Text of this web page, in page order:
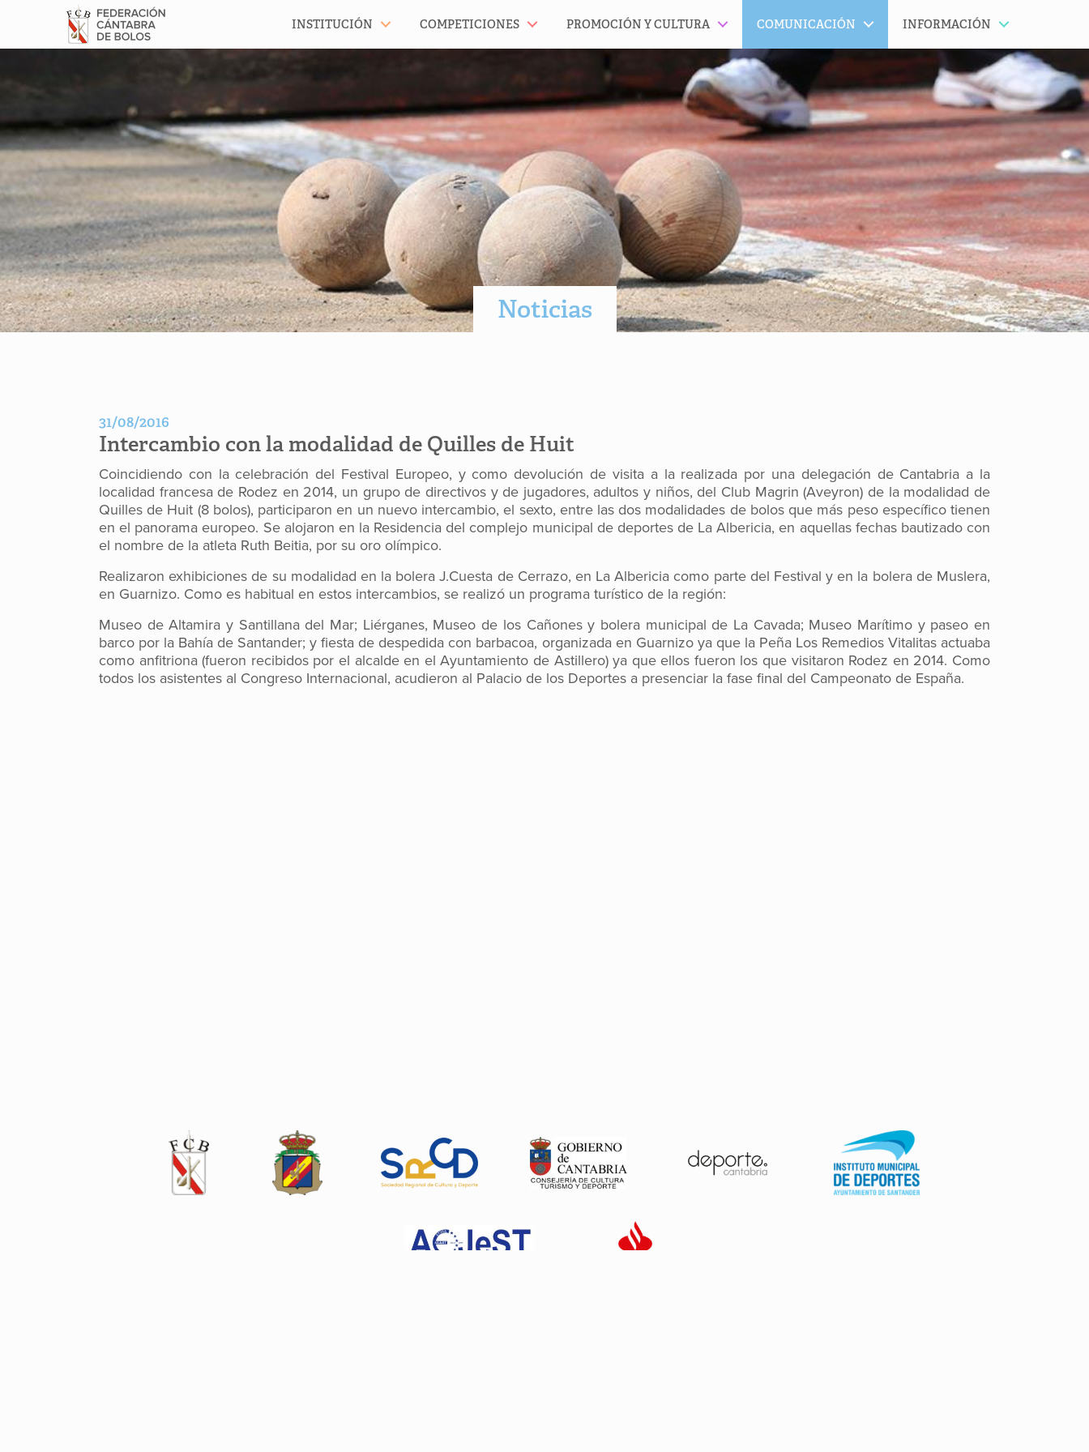
INSTITUCIÓN COMPETICIONES PROMOCIÓN Y CULTURA COMUNICACIÓN INFORMACIÓN
Noticias
31/08/2016
Intercambio con la modalidad de Quilles de Huit
Coincidiendo con la celebración del Festival Europeo, y como devolución de visita a la realizada por una delegación de Cantabria a la
localidad francesa de Rodez en 2014, un grupo de directivos y de jugadores, adultos y niños, del Club Magrin (Aveyron) de la modalidad de
Quilles de Huit (8 bolos), participaron en un nuevo intercambio, el sexto, entre las dos modalidades de bolos que más peso específico tienen
en el panorama europeo. Se alojaron en la Residencia del complejo municipal de deportes de La Albericia, en aquellas fechas bautizado con
el nombre de la atleta Ruth Beitia, por su oro olímpico.
Realizaron exhibiciones de su modalidad en la bolera J.Cuesta de Cerrazo, en La Albericia como parte del Festival y en la bolera de Muslera,
en Guarnizo. Como es habitual en estos intercambios, se realizó un programa turístico de la región:
Museo de Altamira y Santillana del Mar; Liérganes, Museo de los Cañones y bolera municipal de La Cavada; Museo Marítimo y paseo en
barco por la Bahía de Santander; y fiesta de despedida con barbacoa, organizada en Guarnizo ya que la Peña Los Remedios Vitalitas actuaba
como anfitriona (fueron recibidos por el alcalde en el Ayuntamiento de Astillero) ya que ellos fueron los que visitaron Rodez en 2014. Como
todos los asistentes al Congreso Internacional, acudieron al Palacio de los Deportes a presenciar la fase final del Campeonato de España.